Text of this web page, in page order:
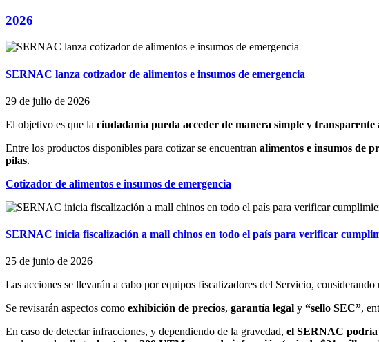
2026
SERNAC lanza cotizador de alimentos e insumos de emergencia
29 de julio de 2026
El objetivo es que la ciudadanía pueda acceder de manera simple y
Entre los productos disponibles para cotizar se encuentran alimentos e insumos de
pilas.
Cotizador de alimentos e insumos de emergencia
SERNAC inicia fiscalización a mall chinos en todo el país para verificar
25 de junio de 2026
Las acciones se llevarán a cabo por equipos fiscalizadores del Servicio, considerando
Se revisarán aspectos como exhibición de precios, garantía legal y “sello SEC”,
En caso de detectar infracciones, y dependiendo de la gravedad, el SERNAC podría